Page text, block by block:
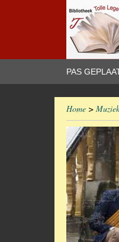
PAS
Home > Muziek